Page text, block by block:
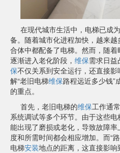
在现代城市生活中，电梯已成
备。随着城市化进程加快，越来
合体中都配备了电梯。然而，随
逐渐进入老化阶段， 维保需求日
保不仅关系到安全运行，还直接
解“老旧电梯维保路程远近多少钱”
的重点。
首先，老旧电梯的维保工作通
系统调试等多个环节。由于这些
能出现了磨损或老化，导致故障率
度和所需时间都会相应增加。而“
电梯安装地点的距离，这直接影响